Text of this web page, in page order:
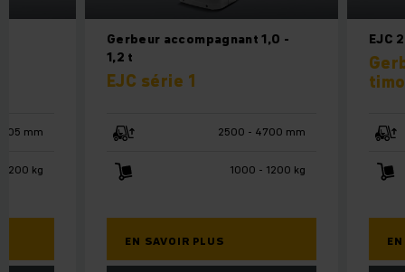
Gerbeur accompagnant 1,0 -
1,2 t
EJC série 1
2500 - 4700 mm
1000 - 1200 kg
EN SAVOIR PLUS
EJC
mm
kg